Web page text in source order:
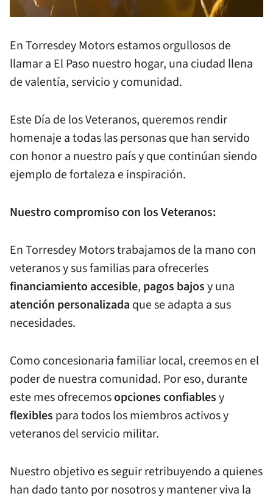
En Torresdey Motors estamos orgullosos de
llamar a El Paso nuestro hogar, una ciudad llena
de valentía, servicio y comunidad.
Este Día de los Veteranos, queremos rendir
homenaje a todas las personas que han servido
con honor a nuestro país y que continúan siendo
ejemplo de fortaleza e inspiración.
Nuestro compromiso con los Veteranos:
En Torresdey Motors trabajamos de la mano con
veteranos y sus familias para ofrecerles
financiamiento accesible, pagos bajosy una
atención personalizada que se adapta a sus
necesidades.
Como concesionaria familiar local, creemos en el
poder de nuestra comunidad. Por eso, durante
este mes ofrecemosopciones confiablesy
flexibles para todos los miembros activos y
veteranos del servicio militar.
Nuestro objetivo es seguir retribuyendo a quienes
han dado tanto por nosotros y mantener viva la